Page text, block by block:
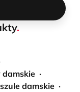
.
damskie
damskie